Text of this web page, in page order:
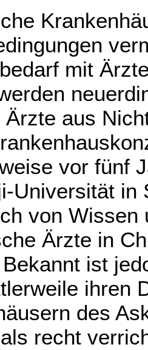
mit
aus
vor fünf
Universität in
von
Ärzte in
ist
ihren
des
recht